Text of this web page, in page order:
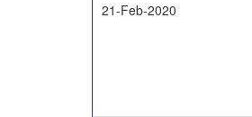
21-Feb-2020